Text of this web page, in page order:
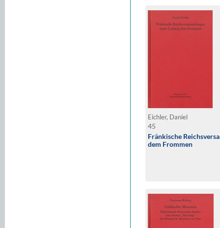
Eichler, Daniel
45
Fränkische
dem Frommen